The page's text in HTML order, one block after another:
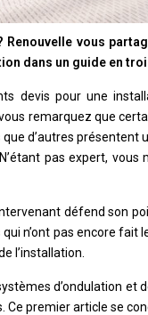
vous
dans un guide en
devis pour une
remarquez que
d’autres présentent
pas expert, vous
défend son
n’ont pas encore fait
l’installation.
d’ondulation et
premier article se